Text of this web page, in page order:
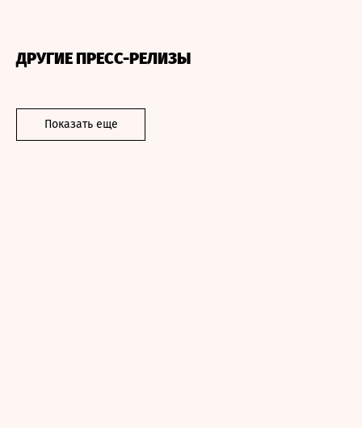
ДРУГИЕ ПРЕСС-РЕЛИЗЫ
Показать еще